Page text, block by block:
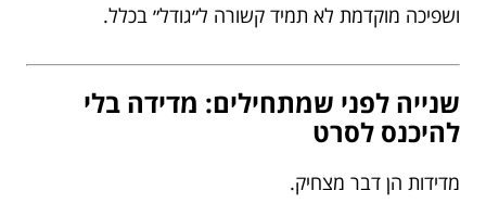
ושפיכה מוקדמת לא תמיד קשורה ל״גודל״ בכלל.
שנייה לפני שמתחילים: מדידה בלי
להיכנס לסרט
מדידות הן דבר מצחיק.